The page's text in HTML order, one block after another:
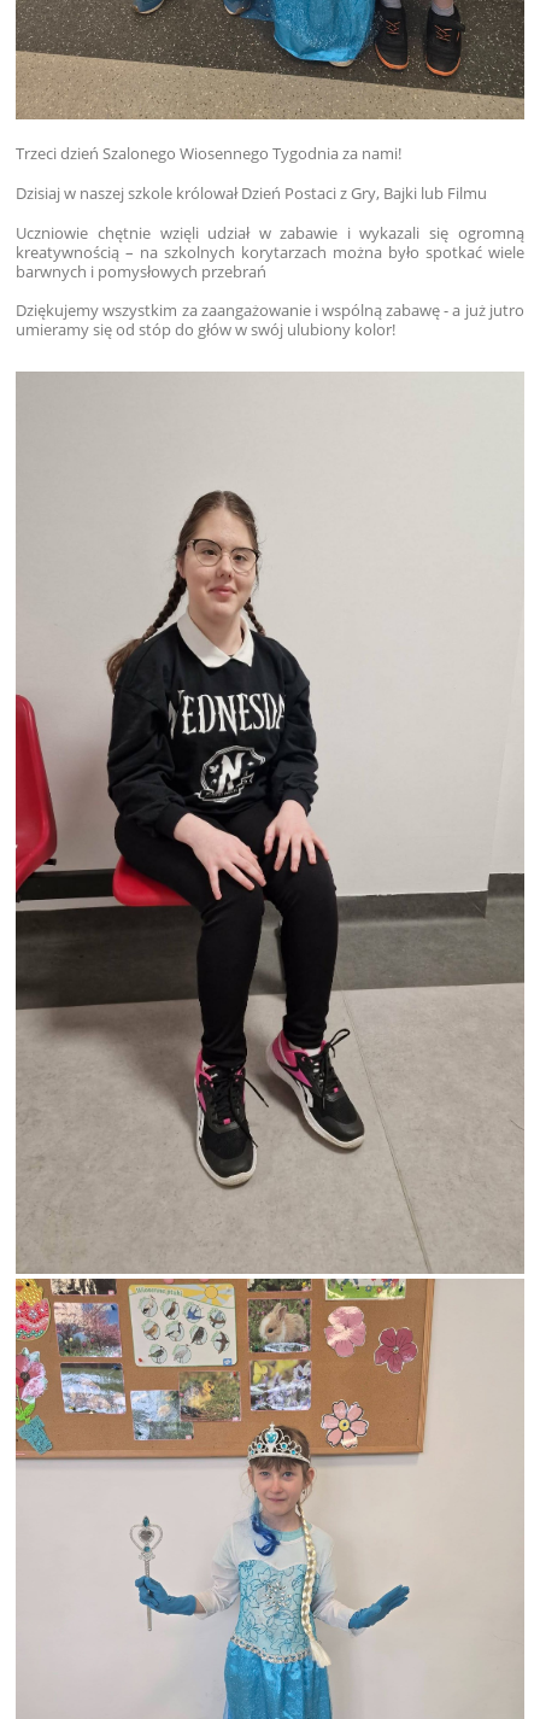
Trzeci dzień Szalonego Wiosennego Tygodnia za nami!
Dzisiaj w naszej szkole królował Dzień Postaci z Gry, Bajki lub Filmu
Uczniowie chętnie wzięli udział w zabawie i wykazali się ogromną
kreatywnością – na szkolnych korytarzach można było spotkać wiele
barwnych i pomysłowych przebrań
Dziękujemy wszystkim za zaangażowanie i wspólną zabawę - a już jutro
umieramy się od stóp do głów w swój ulubiony kolor!